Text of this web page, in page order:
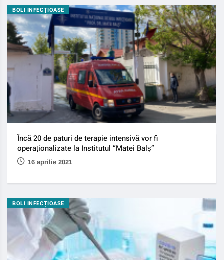
BOLI INFECȚIOASE
Încă 20 de paturi de terapie intensivă vor fi
operaționalizate la Institutul “Matei Balș”
16 aprilie 2021
BOLI INFECȚIOASE